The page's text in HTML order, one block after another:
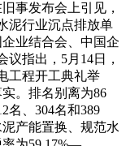
事发布会上引见，
泥行业沉点排放单
业结合会、中国企
议指出，5月14日，
工程开工典礼举
。排名别离为86
名、304名和389
产能置换、规范水